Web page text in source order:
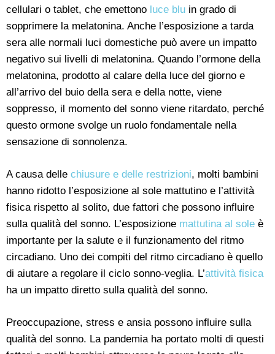
cellulari o tablet, che emettono luce blu in grado di
sopprimere la melatonina. Anche l’esposizione a tarda
sera alle normali luci domestiche può avere un impatto
negativo sui livelli di melatonina. Quando l’ormone della
melatonina, prodotto al calare della luce del giorno e
all’arrivo del buio della sera e della notte, viene
soppresso, il momento del sonno viene ritardato, perché
questo ormone svolge un ruolo fondamentale nella
sensazione di sonnolenza.
A causa delle chiusure e delle restrizioni, molti bambini
hanno ridotto l’esposizione al sole mattutino e l’attività
fisica rispetto al solito, due fattori che possono influire
sulla qualità del sonno. L’esposizione mattutina al sole è
importante per la salute e il funzionamento del ritmo
circadiano. Uno dei compiti del ritmo circadiano è quello
di aiutare a regolare il ciclo sonno-veglia. L’attività fisica
ha un impatto diretto sulla qualità del sonno.
Preoccupazione, stress e ansia possono influire sulla
qualità del sonno. La pandemia ha portato molti di questi